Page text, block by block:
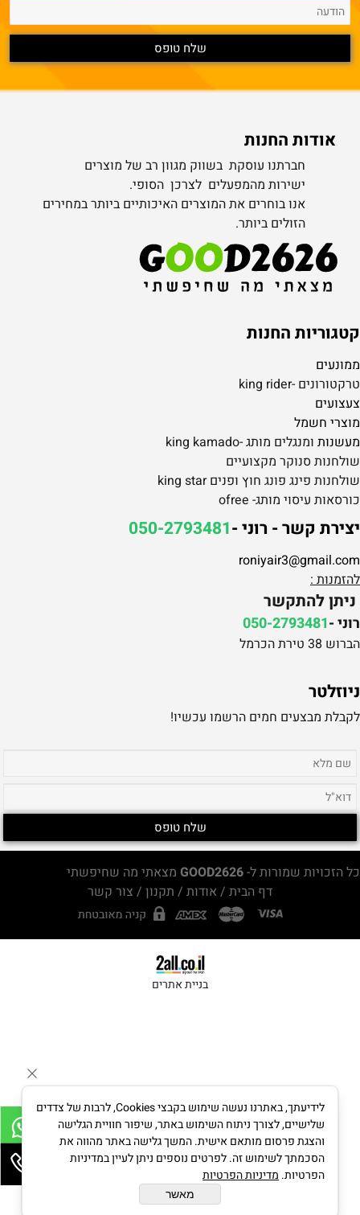
אודות החנות
חברתנו עוסקת בשווק מגוון רב של מוצרים
ישירות מהמפעלים לצרכן הסופי.
אנו בוחרים את המוצרים האיכותיים ביותר במחירים
הזולים ביותר.
קטגוריות החנות
ממונעים
טרקטורונים -king rider
צעצועים
מוצרי חשמל
מעשנות ומנגלים מותג -king kamado
שולחנות סנוקר מקצועיים
שולחנות פינג פונג חוץ ופנים king star
כורסאות עיסוי מותג- ofree
יצירת קשר - רוני -050-2793481
roniyair3@gmail.com
להזמנות :
ניתן להתקשר
רוני -050-2793481
הברוש 38 טירת הכרמל
ניוזלטר
לקבלת מבצעים חמים הרשמו עכשיו!
כל הזכויות שמורות ל-GOOD2626 מצאתי מה שחיפשתי
דף הבית / אודות / תקנון / צור קשר
בניית אתרים
לידיעתך, באתרנו נעשה שימוש בקבצי Cookies, לרבות של צדדים
שלישיים, לצורך ניתוח השימוש באתר, שיפור חוויית הגלישה
והצגת פרסום מותאם אישית. המשך גלישה באתר מהווה את
הסכמתך לשימוש זה. לפרטים נוספים ניתן לעיין במדיניות
הפרטיות. מדיניות הפרטיות
מאשר